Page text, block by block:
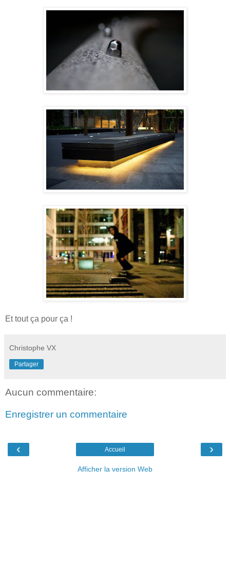
Et tout ça pour ça !
Christophe VX
Partager
Aucun commentaire:
Enregistrer un commentaire
‹ ›
Accueil
Afficher la version Web